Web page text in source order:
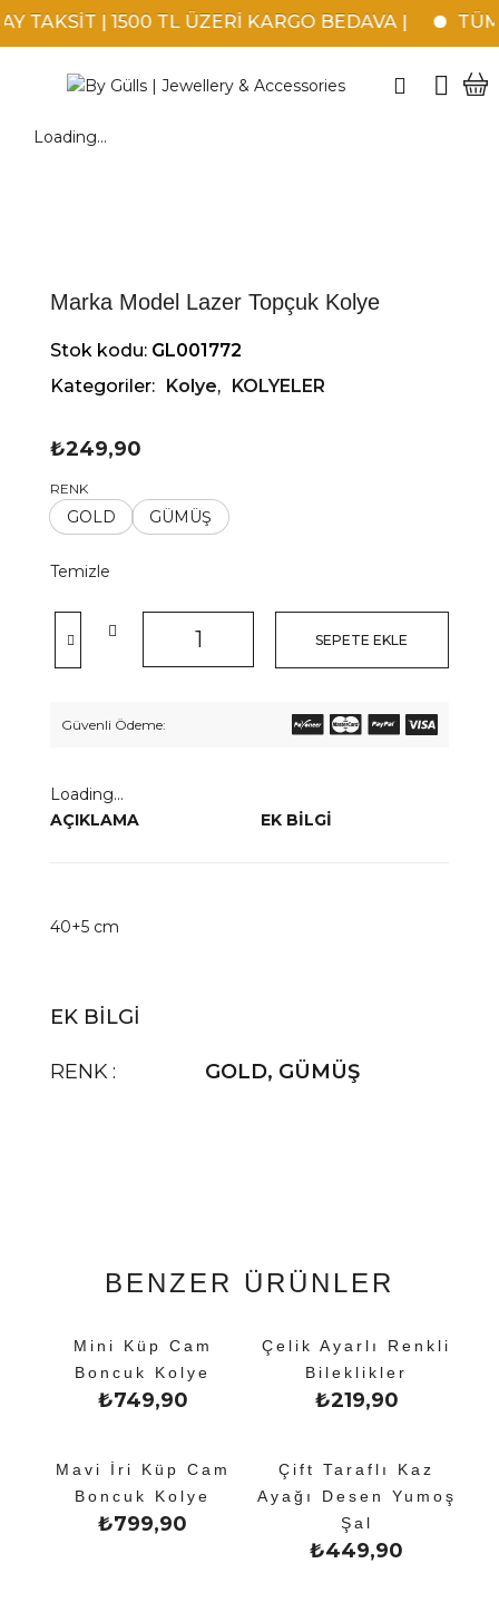
TAKSİT | 1500 TL ÜZERİ KARGO BEDAVA | TÜM
Loading...
Marka Model Lazer Topçuk Kolye
Stok kodu: GL001772
Kategoriler: Kolye, KOLYELER
₺249,90
RENK
GOLD GÜMÜŞ
Temizle
SEPETE EKLE
Güvenli Ödeme:
Loading...
AÇIKLAMA
EK BILGI
40+5 cm
EK BILGI
RENK GOLD, GÜMÜŞ
BENZER ÜRÜNLER
Mini Küp Cam
Boncuk Kolye
₺749,90
Çelik Ayarlı Renkli
Bileklikler
₺219,90
Mavi İri Küp Cam
Boncuk Kolye
₺799,90
Çift Taraflı Kaz
Ayağı Desen Yumoş
Şal
₺449,90